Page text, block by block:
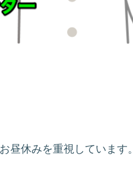
昼休みを重視しています。